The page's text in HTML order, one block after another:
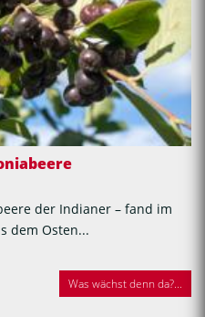
der Indianer – fand im
dem Osten...
Was wächst denn da?...